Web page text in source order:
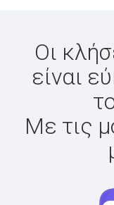
Οι
είναι
Με τις